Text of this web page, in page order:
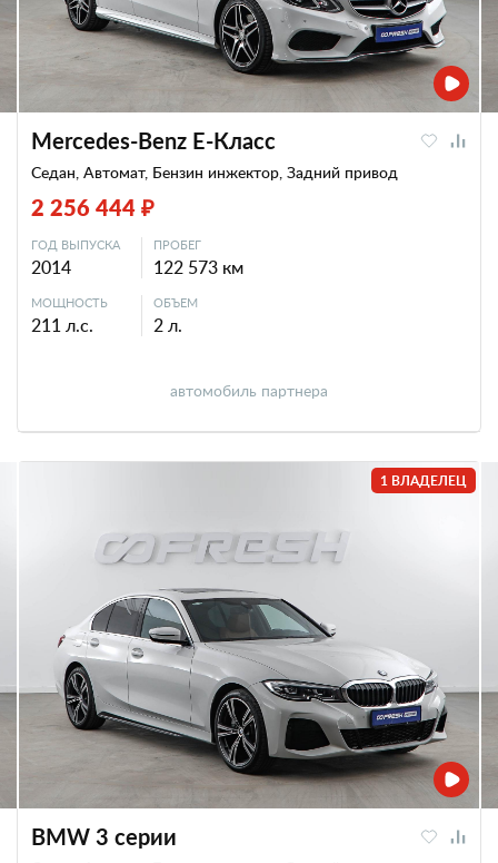
Mercedes-Benz E-Класс
Седан, Автомат, Бензин инжектор, Задний привод
2 256 444 ₽
ГОД ВЫПУСКА
2014
ПРОБЕГ
122 573 км
МОЩНОСТЬ
211 л.с.
ОБЪЕМ
2 л.
автомобиль партнера
1 ВЛАДЕЛЕЦ
BMW 3 серии